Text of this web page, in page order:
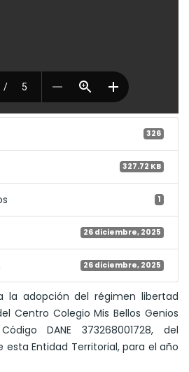
326
327.72 KB
1
26 diciembre, 2025
26 diciembre, 2025
la adopción del régimen libertad
Centro Colegio Mis Bellos Genios
DANE 373268001728, del
esta Entidad Territorial, para el año